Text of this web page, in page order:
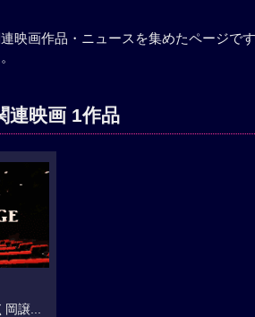
映画作品・ニュースを集めたページで
連映画 1作品
譲...